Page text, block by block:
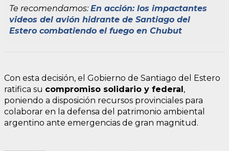
Te recomendamos:En acción: los impactantes
videos del avión hidrante de Santiago del
Estero combatiendo el fuego en Chubut
Con esta decisión, el Gobierno de Santiago del Estero
ratifica su compromiso solidario y federal ,
poniendo a disposición recursos provinciales para
colaborar en la defensa del patrimonio ambiental
argentino ante emergencias de gran magnitud.